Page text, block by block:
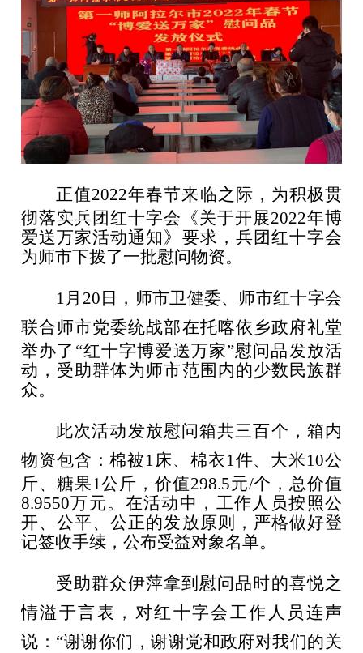
正值2022年春节来临之际，为积极贯
彻落实兵团红十字会《关于开展2022年博
爱送万家活动通知 》 要求，兵团红十字会
为师市下拨了一批慰问物资。
1月20日， 师市卫健委、师市红十字会
联合师市党委统战部在托喀依乡政府礼堂
举办了“红十字博爱送万家”慰问品发放活
动，受助群体为师市范围内的少数民族群
众。
此次活动发放慰问箱共三百个，箱内
物资包含：棉被1床、棉衣1件、大米10公
斤、糖果1公斤，价值298.5元/个，总价值
8.9550万元。 在活动中，工作人员按照公
开、公平、公正的发放原则，严格做好登
记签收手续，公布受益对象名单。
受助群众伊萍拿到慰问品时的喜悦之
情溢于言表，对红十字会工作人员连声
说： “谢谢你们，谢谢党和政府对我们的关